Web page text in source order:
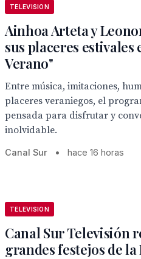
TELEVISION
Ainhoa Arteta y
sus placeres estivales
Verano"
Entre música, imitaciones,
placeres veraniegos, el
pensada para disfrutar y
inolvidable.
Canal Sur • hace 16 horas
TELEVISION
Canal Sur Televisión
grandes festejos de